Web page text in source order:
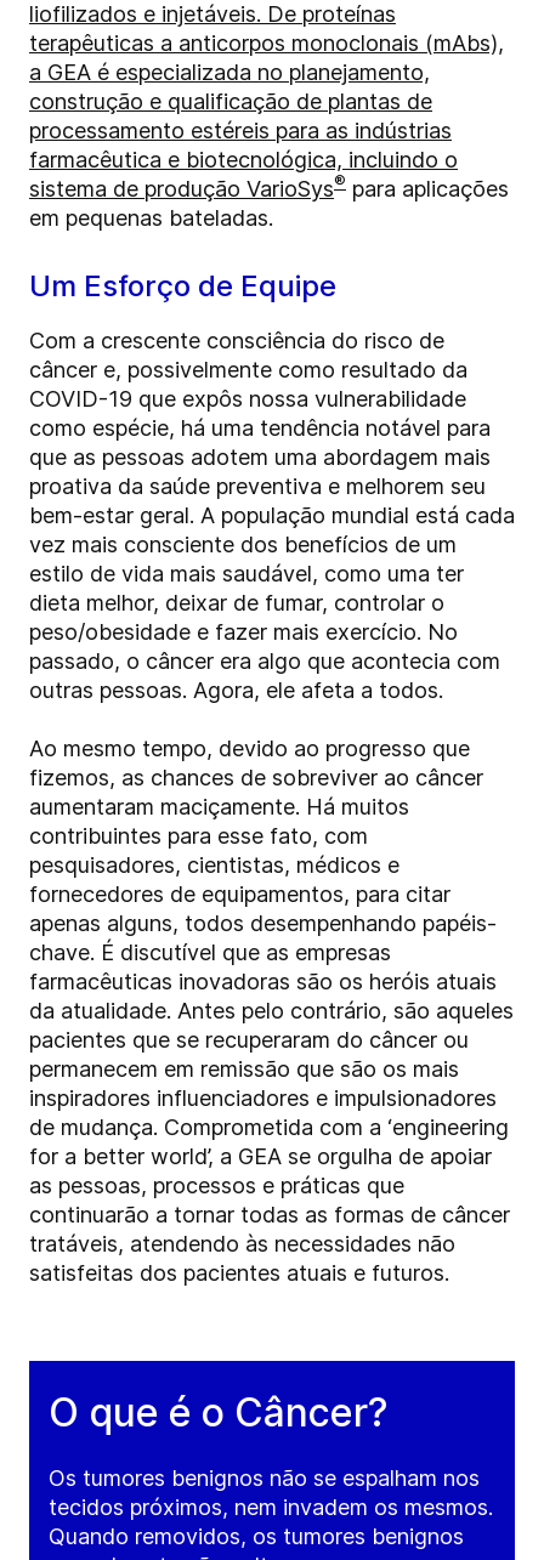
liofilizados e injetáveis. De proteínas
terapêuticas a anticorpos monoclonais (mAbs),
a GEA é especializada no planejamento,
construção e qualificação de plantas de
processamento estéreis para as indústrias
farmacêutica e biotecnológica, incluindo o
sistema de produção VarioSys® para aplicações
em pequenas bateladas.
Um Esforço de Equipe
Com a crescente consciência do risco de
câncer e, possivelmente como resultado da
COVID-19 que expôs nossa vulnerabilidade
como espécie, há uma tendência notável para
que as pessoas adotem uma abordagem mais
proativa da saúde preventiva e melhorem seu
bem-estar geral. A população mundial está cada
vez mais consciente dos benefícios de um
estilo de vida mais saudável, como uma ter
dieta melhor, deixar de fumar, controlar o
peso/obesidade e fazer mais exercício. No
passado, o câncer era algo que acontecia com
outras pessoas. Agora, ele afeta a todos.
Ao mesmo tempo, devido ao progresso que
fizemos, as chances de sobreviver ao câncer
aumentaram maciçamente. Há muitos
contribuintes para esse fato, com
pesquisadores, cientistas, médicos e
fornecedores de equipamentos, para citar
apenas alguns, todos desempenhando papéis-
chave. É discutível que as empresas
farmacêuticas inovadoras são os heróis atuais
da atualidade. Antes pelo contrário, são aqueles
pacientes que se recuperaram do câncer ou
permanecem em remissão que são os mais
inspiradores influenciadores e impulsionadores
de mudança. Comprometida com a ‘engineering
for a better world’, a GEA se orgulha de apoiar
as pessoas, processos e práticas que
continuarão a tornar todas as formas de câncer
tratáveis, atendendo às necessidades não
satisfeitas dos pacientes atuais e futuros.
O que é o Câncer?
Os tumores benignos não se espalham nos
tecidos próximos, nem invadem os mesmos.
Quando removidos, os tumores benignos